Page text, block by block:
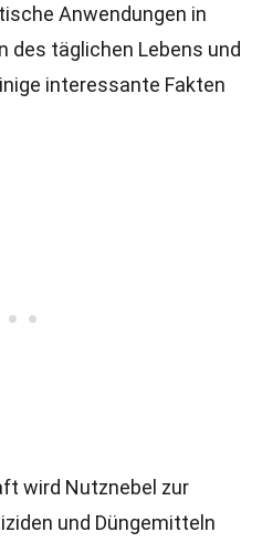
Anwendungen in
des täglichen Lebens und
interessante Fakten
wird Nutznebel zur
und Düngemitteln